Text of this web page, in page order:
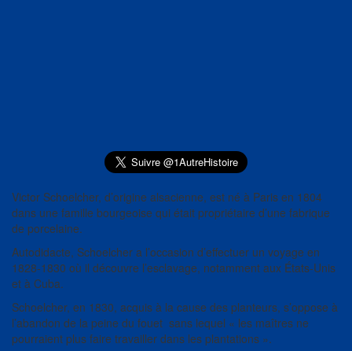
Victor Schoelcher, d’origine alsacienne, est né à Paris en 1804
dans une famille bourgeoise qui était propriétaire d’une fabrique
de porcelaine.
Autodidacte, Schoelcher a l’occasion d’effectuer un voyage en
1828-1830 où il découvre l’esclavage, notamment aux États-Unis
et à Cuba.
Schoelcher, en 1830, acquis à la cause des planteurs, s’oppose à
l’abandon de la peine du fouet sans lequel « les maîtres ne
pourraient plus faire travailler dans les plantations ».